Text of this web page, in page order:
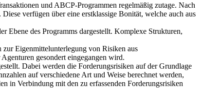
und ABCP-Programmen regelmäßig zutage. Nach
verfügen über eine erstklassige Bonität, welche auch aus
Ebene des Programms dargestellt. Komplexe Strukturen,
Eigenmittelunterlegung von Risiken aus
gesondert eingegangen wird.
Dabei werden die Forderungsrisiken auf der Grundlage
auf verschiedene Art und Weise berechnet werden,
in Verbindung mit den zu erfassenden Forderungsrisiken